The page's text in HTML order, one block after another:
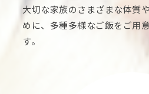
大切な家族のさまざまな体質
めに、多種多様なご飯をご用
す。